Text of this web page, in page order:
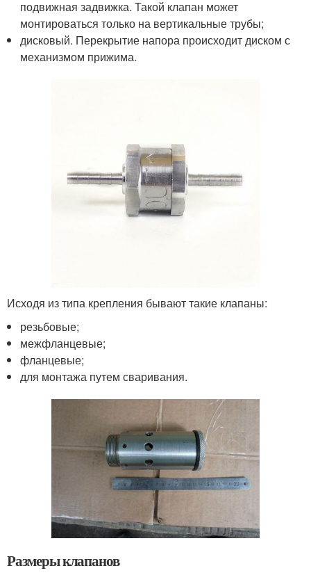
подвижная задвижка. Такой клапан может
монтироваться только на вертикальные трубы;
дисковый. Перекрытие напора происходит диском с
механизмом прижима.
Исходя из типа крепления бывают такие клапаны:
резьбовые;
межфланцевые;
фланцевые;
для монтажа путем сваривания.
Размеры клапанов